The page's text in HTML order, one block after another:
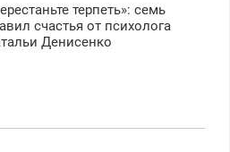
терпеть»: семь
счастья от психолога
Денисенко